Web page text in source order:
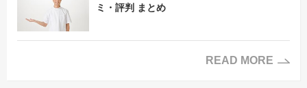
ミ・評判 まとめ
READ MORE